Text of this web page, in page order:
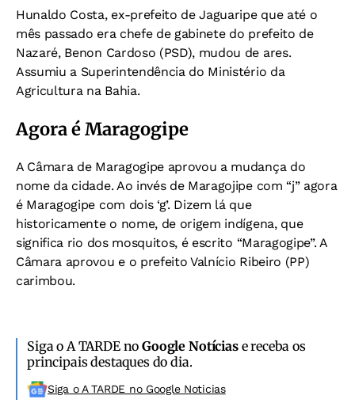
Hunaldo Costa, ex-prefeito de Jaguaripe que até o
mês passado era chefe de gabinete do prefeito de
Nazaré, Benon Cardoso (PSD), mudou de ares.
Assumiu a Superintendência do Ministério da
Agricultura na Bahia.
Agora é Maragogipe
A Câmara de Maragogipe aprovou a mudança do
nome da cidade. Ao invés de Maragojipe com “j” agora
é Maragogipe com dois ‘g’. Dizem lá que
historicamente o nome, de origem indígena, que
significa rio dos mosquitos, é escrito “Maragogipe”. A
Câmara aprovou e o prefeito Valnício Ribeiro (PP)
carimbou.
Siga o A TARDE noGoogle Notíciase receba os
principais destaques do dia.
Siga o A TARDE no Google Noticias